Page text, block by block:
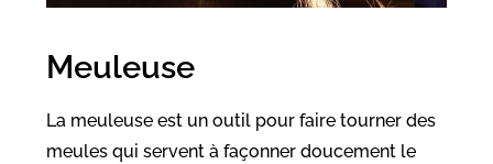
Meuleuse
La meuleuseest un outil pour faire tourner des
meules qui servent à façonner doucement le